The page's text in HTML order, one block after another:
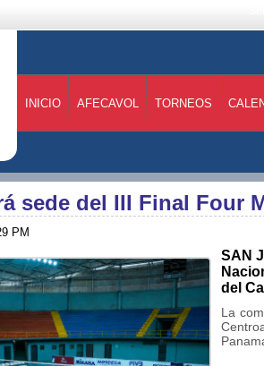
INICIO AFECAVOL TORNEOS
sede del III Final Four
PM
SAN
del
La